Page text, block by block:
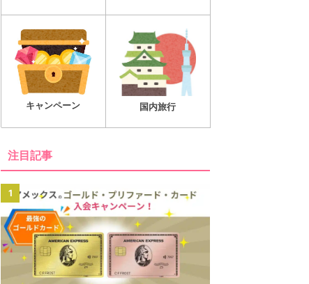
キャンペーン 国内旅行
注目記事
1